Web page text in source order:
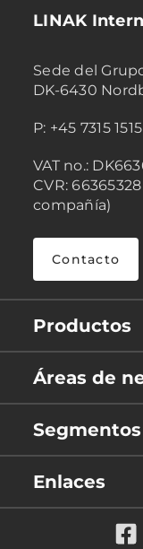
LINAK
Sede del
DK-6430
P: +45 7315 1515
VAT no.:
CVR:
compañía)
Contacto
Productos
Áreas de
Segmentos
Enlaces